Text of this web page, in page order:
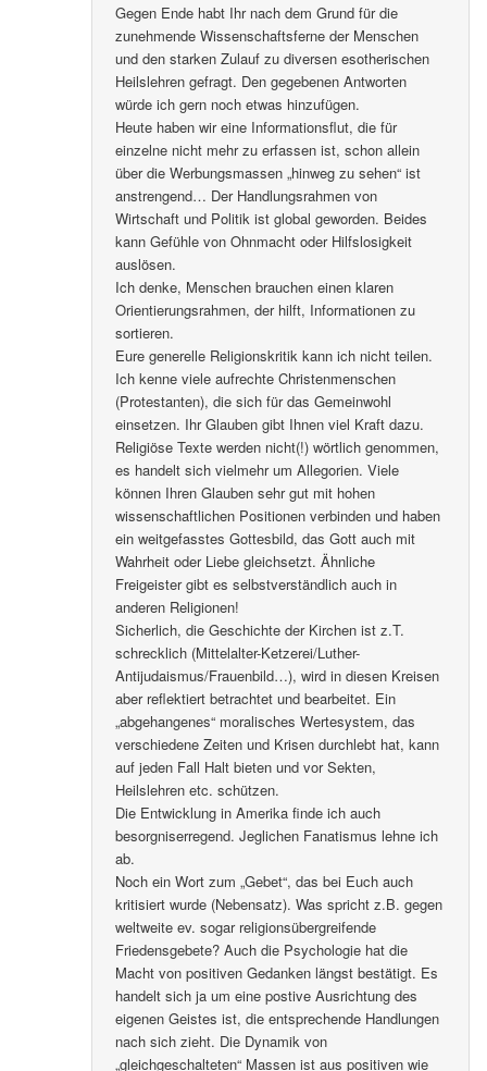
Gegen Ende habt Ihr nach dem Grund für die
zunehmende Wissenschaftsferne der Menschen
und den starken Zulauf zu diversen esotherischen
Heilslehren gefragt. Den gegebenen Antworten
würde ich gern noch etwas hinzufügen.
Heute haben wir eine Informationsflut, die für
einzelne nicht mehr zu erfassen ist, schon allein
über die Werbungsmassen „hinweg zu sehen“ ist
anstrengend… Der Handlungsrahmen von
Wirtschaft und Politik ist global geworden. Beides
kann Gefühle von Ohnmacht oder Hilfslosigkeit
auslösen.
Ich denke, Menschen brauchen einen klaren
Orientierungsrahmen, der hilft, Informationen zu
sortieren.
Eure generelle Religionskritik kann ich nicht teilen.
Ich kenne viele aufrechte Christenmenschen
(Protestanten), die sich für das Gemeinwohl
einsetzen. Ihr Glauben gibt Ihnen viel Kraft dazu.
Religiöse Texte werden nicht(!) wörtlich genommen,
es handelt sich vielmehr um Allegorien. Viele
können Ihren Glauben sehr gut mit hohen
wissenschaftlichen Positionen verbinden und haben
ein weitgefasstes Gottesbild, das Gott auch mit
Wahrheit oder Liebe gleichsetzt. Ähnliche
Freigeister gibt es selbstverständlich auch in
anderen Religionen!
Sicherlich, die Geschichte der Kirchen ist z.T.
schrecklich (Mittelalter-Ketzerei/Luther-
Antijudaismus/Frauenbild…), wird in diesen Kreisen
aber reflektiert betrachtet und bearbeitet. Ein
„abgehangenes“ moralisches Wertesystem, das
verschiedene Zeiten und Krisen durchlebt hat, kann
auf jeden Fall Halt bieten und vor Sekten,
Heilslehren etc. schützen.
Die Entwicklung in Amerika finde ich auch
besorgniserregend. Jeglichen Fanatismus lehne ich
ab.
Noch ein Wort zum „Gebet“, das bei Euch auch
kritisiert wurde (Nebensatz). Was spricht z.B. gegen
weltweite ev. sogar religionsübergreifende
Friedensgebete? Auch die Psychologie hat die
Macht von positiven Gedanken längst bestätigt. Es
handelt sich ja um eine postive Ausrichtung des
eigenen Geistes ist, die entsprechende Handlungen
nach sich zieht. Die Dynamik von
„gleichgeschalteten“ Massen ist aus positiven wie